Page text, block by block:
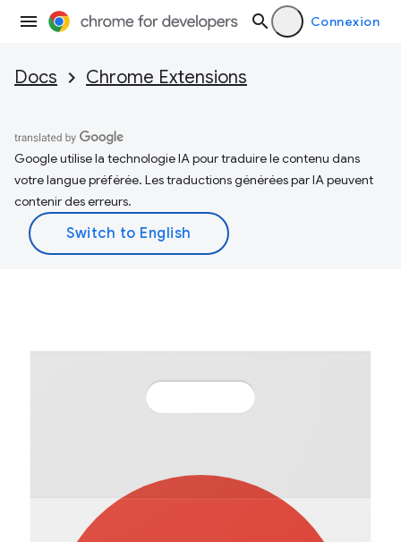
Connexion
Docs Chrome Extensions
Google utilise la technologie IA pour traduire le contenu dans
votre langue préférée. Les traductions générées par IA peuvent
contenir des erreurs.